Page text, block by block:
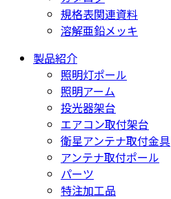
規格表関連資料
溶解亜鉛メッキ
製品紹介
照明灯ポール
照明アーム
投光器架台
エアコン取付架台
衛星アンテナ取付金具
アンテナ取付ポール
パーツ
特注加工品